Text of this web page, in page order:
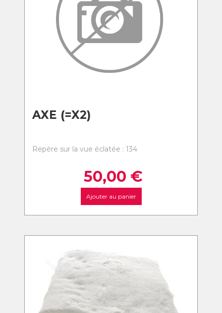
AXE (=X2)
Repère sur la vue éclatée : 134
50,00 €
Ajouter au panier